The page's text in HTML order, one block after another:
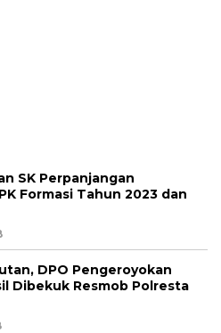
SK Perpanjangan
Formasi Tahun 2023 dan
DPO Pengeroyokan
Dibekuk Resmob Polresta